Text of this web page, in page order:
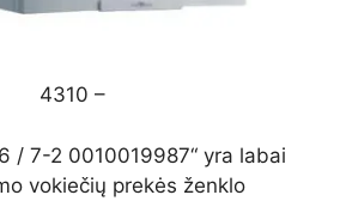
4310 –
/ 7-2 0010019987“ yra labai
vokiečių prekės ženklo